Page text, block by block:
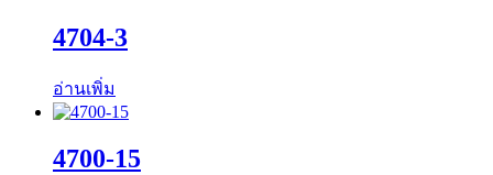
4704-3
อ่านเพิ่ม
4700-15